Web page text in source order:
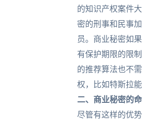
的知识产权案件
密的刑事和民事
员。商业秘密如
有保护期限的限
的推荐算法也不
权，比如特斯拉
二、商业秘密的
尽管有这样的优